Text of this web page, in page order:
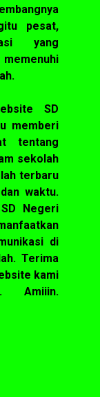
pesat,
yang
SD
memberi
tentang
sekolah
terbaru
waktu.
Negeri
di
Terima
kami
Amiiin.